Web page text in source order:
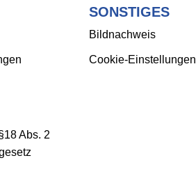
Abs. 2
SONSTIGES
Bildnachweis
Cookie-Einstellungen